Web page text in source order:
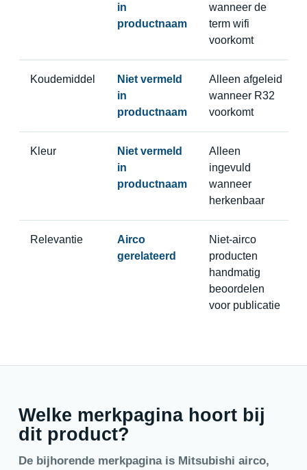
in
productnaam
wanneer de
term wifi
voorkomt
Koudemiddel
Niet vermeld
in
productnaam
Alleen afgeleid
wanneer R32
voorkomt
Kleur
Niet vermeld
in
productnaam
Alleen
ingevuld
wanneer
herkenbaar
Relevantie
Airco
gerelateerd
Niet-airco
producten
handmatig
beoordelen
voor publicatie
Welke merkpagina hoort bij
dit product?
De bijhorende merkpagina is Mitsubishi airco,